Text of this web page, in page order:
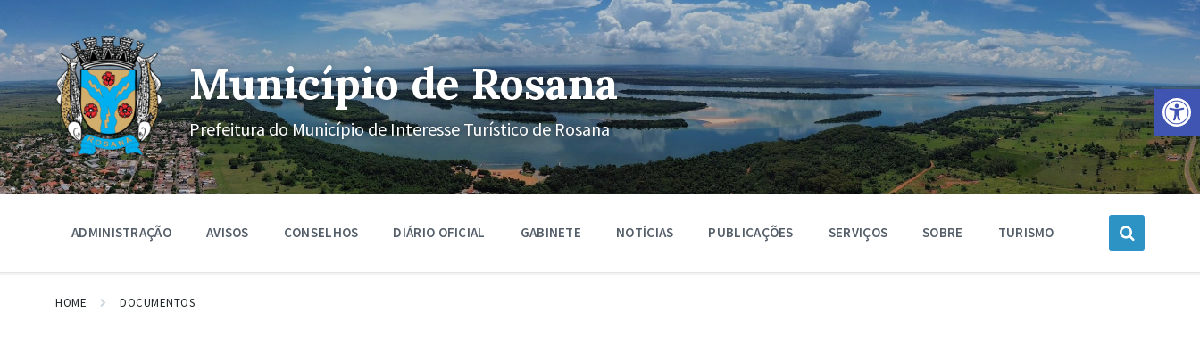
Barra de Ferramentas Aberta
o
conteúdo
a
navegação
principal
o
rodapé
Município de Rosana
Prefeitura do Município de Interesse Turístico de Rosana
ADMINISTRAÇÃO AVISOS CONSELHOS DIÁRIO OFICIAL GABINETE NOTÍCIAS PUBLICAÇÕES SERVIÇOS SOBRE TURISMO
HOME DOCUMENTOS